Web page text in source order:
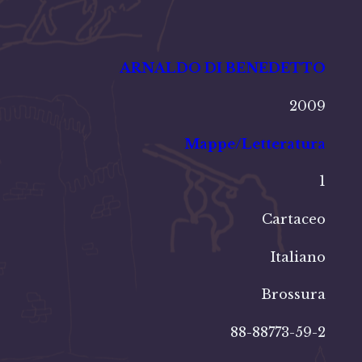
ARNALDO DI BENEDETTO
2009
Mappe/Letteratura
1
Cartaceo
Italiano
Brossura
88-88773-59-2